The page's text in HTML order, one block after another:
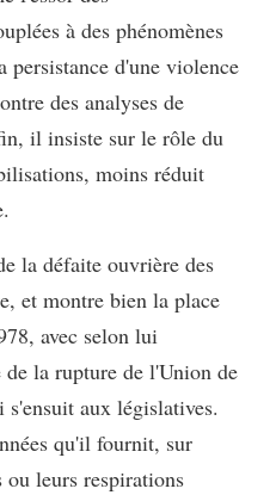
à des phénomènes
persistance d'une violence
des analyses de
il insiste sur le rôle du
moins réduit
la défaite ouvrière des
et montre bien la place
avec selon lui
la rupture de l'Union de
s'ensuit aux législatives.
qu'il fournit, sur
ou leurs respirations